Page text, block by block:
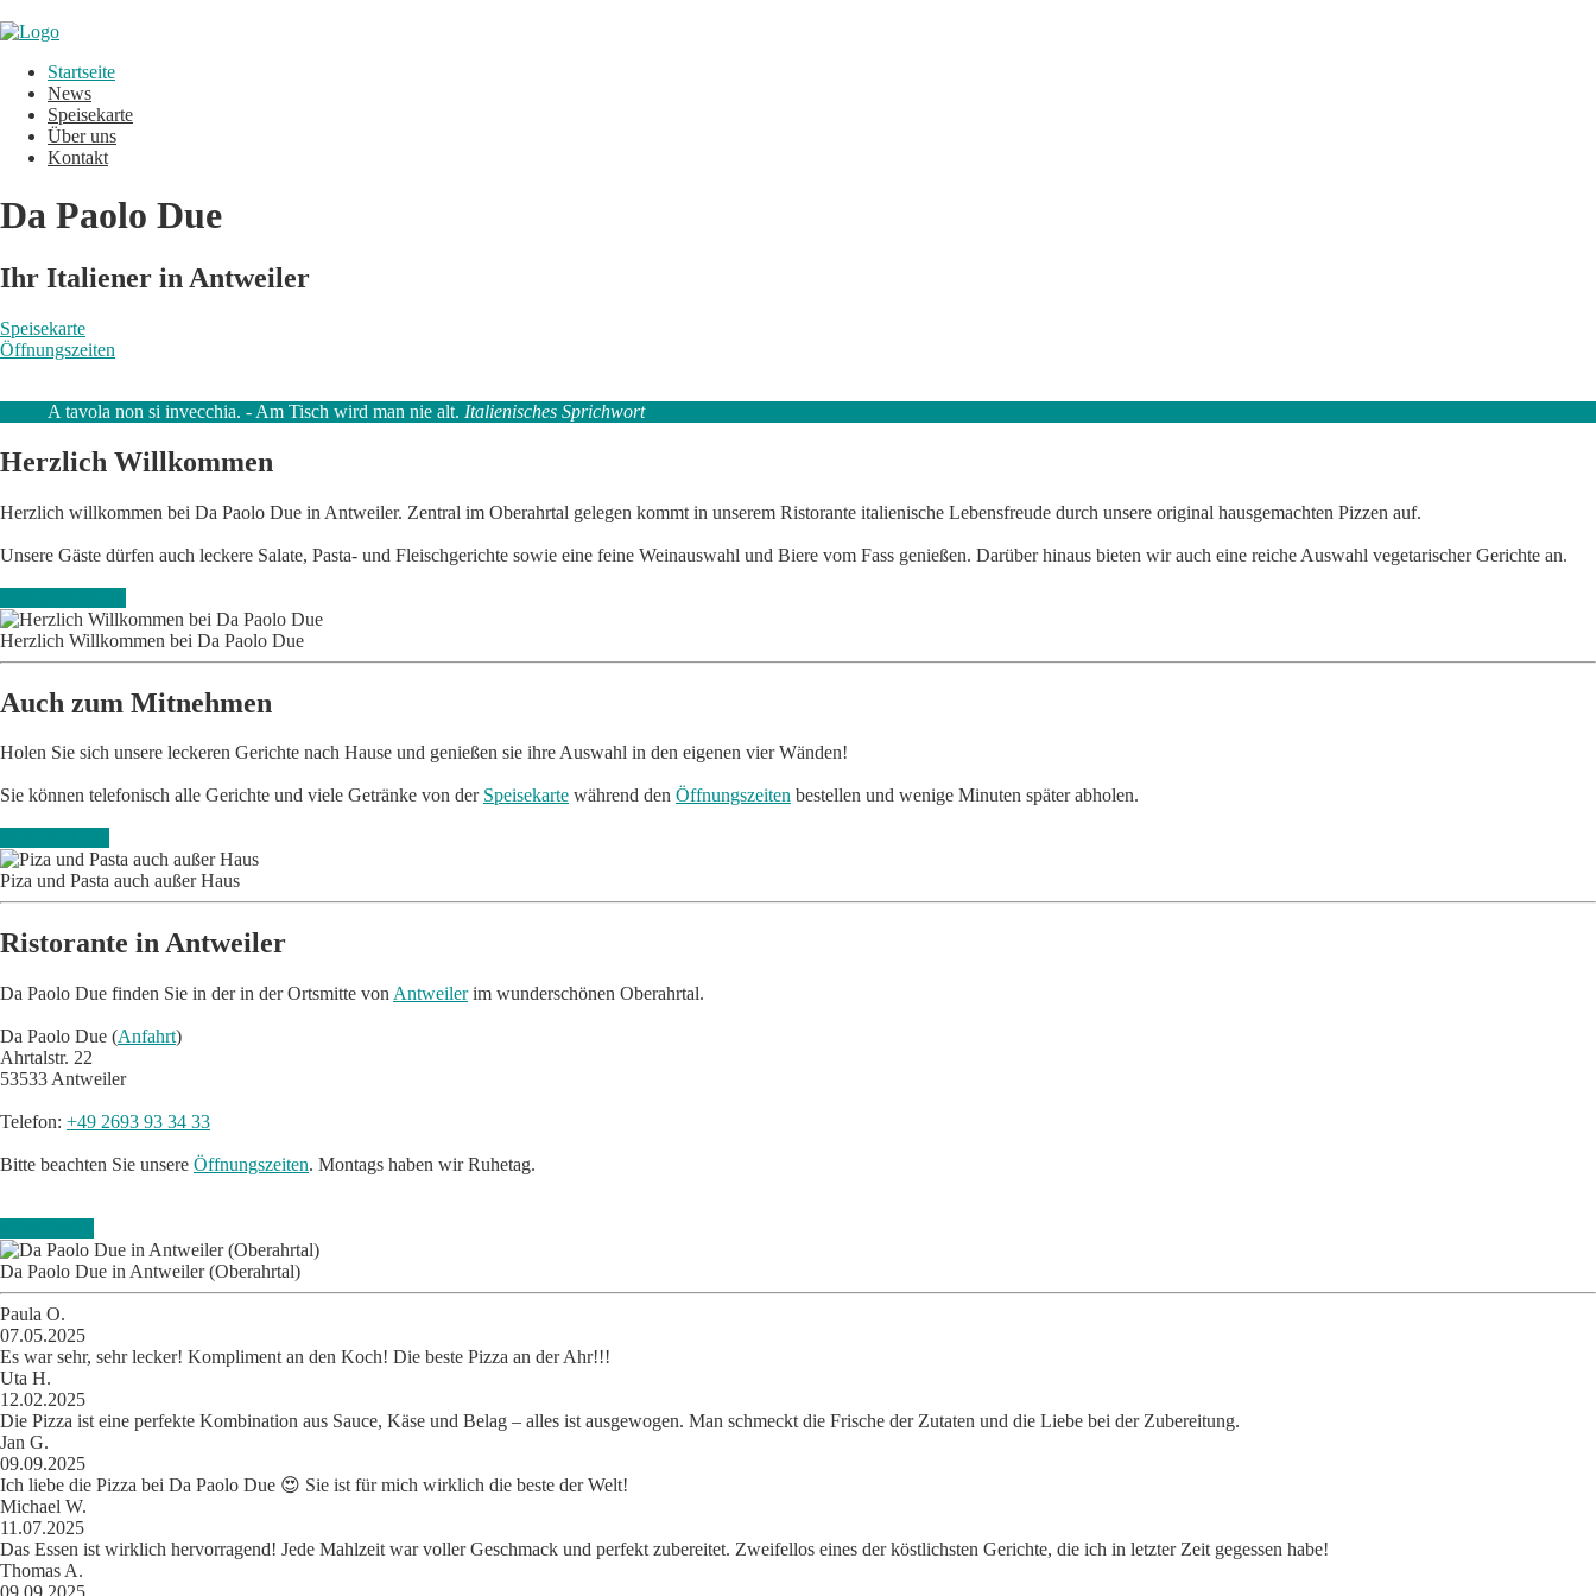
Startseite
News
Speisekarte
Über uns
Kontakt
Da Paolo Due
Ihr Italiener in Antweiler
Speisekarte
Öffnungszeiten
A tavola non si invecchia. - Am Tisch wird man nie alt. Italienisches Sprichwort
Herzlich Willkommen
Herzlich willkommen bei Da Paolo Due in Antweiler. Zentral im Oberahrtal gelegen kommt in unserem Ristorante italienische Lebensfreude durch unsere original hausgemachten Pizzen auf.
Unsere Gäste dürfen auch leckere Salate, Pasta- und Fleischgerichte sowie eine feine Weinauswahl und Biere vom Fass genießen. Darüber hinaus bieten wir auch eine reiche Auswahl vegetarischer Gerichte an.
Herzlich Willkommen bei Da Paolo Due
Auch zum Mitnehmen
Holen Sie sich unsere leckeren Gerichte nach Hause und genießen sie ihre Auswahl in den eigenen vier Wänden!
Sie können telefonisch alle Gerichte und viele Getränke von der Speisekarte während den Öffnungszeiten bestellen und wenige Minuten später abholen.
Piza und Pasta auch außer Haus
Ristorante in Antweiler
Da Paolo Due finden Sie in der in der Ortsmitte von Antweilerim wunderschönen Oberahrtal.
Da Paolo Due (Anfahrt)
Ahrtalstr. 22
53533 Antweiler
Telefon: +49 2693 93 34 33
Bitte beachten Sie unsere Öffnungszeiten. Montags haben wir Ruhetag.
Da Paolo Due in Antweiler (Oberahrtal)
Paula O.
07.05.2025
Es war sehr, sehr lecker! Kompliment an den Koch! Die beste Pizza an der Ahr!!!
Uta H.
12.02.2025
Die Pizza ist eine perfekte Kombination aus Sauce, Käse und Belag – alles ist ausgewogen. Man schmeckt die Frische der Zutaten und die Liebe bei der Zubereitung.
Jan G.
09.09.2025
Ich liebe die Pizza bei Da Paolo Due 😍 Sie ist für mich wirklich die beste der Welt!
Michael W.
11.07.2025
Das Essen ist wirklich hervorragend! Jede Mahlzeit war voller Geschmack und perfekt zubereitet. Zweifellos eines der köstlichsten Gerichte, die ich in letzter Zeit gegessen habe!
Thomas A.